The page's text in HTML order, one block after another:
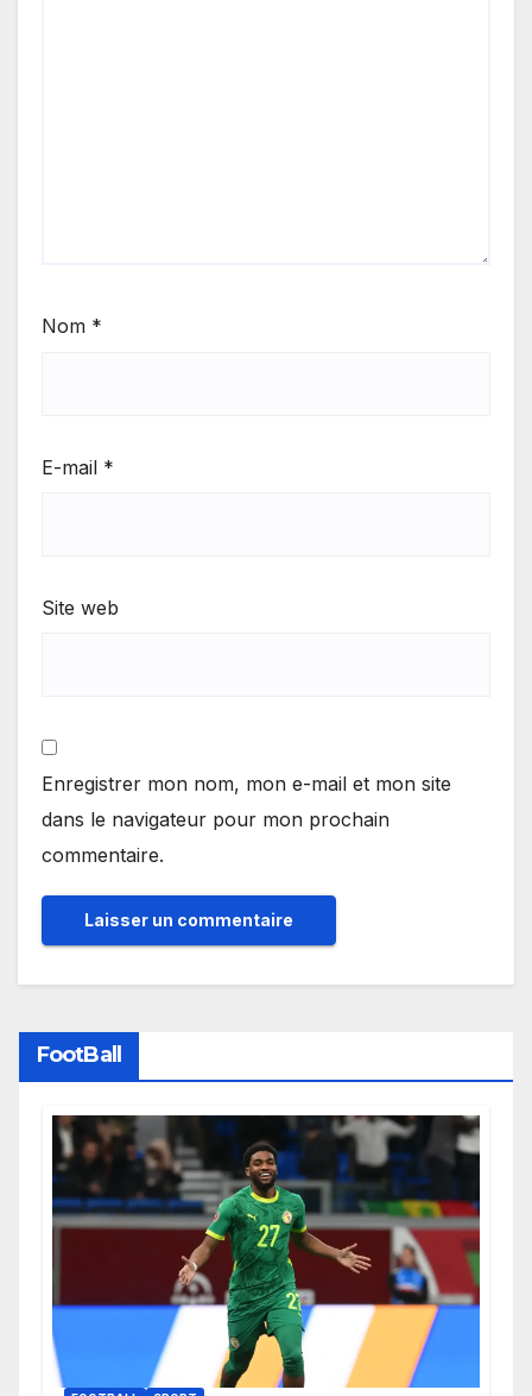
Nom *
E-mail *
Site web
Enregistrer mon nom, mon e-mail et mon site
dans le navigateur pour mon prochain
commentaire.
FootBall